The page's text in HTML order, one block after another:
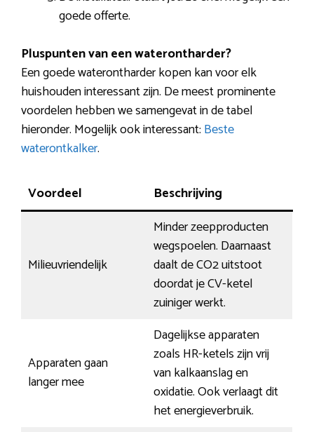
goede offerte.
Pluspunten van een waterontharder?
Een goede waterontharder kopen kan voor elk
huishouden interessant zijn. De meest prominente
voordelen hebben we samengevat in de tabel
hieronder. Mogelijk ook interessant: Beste
waterontkalker.
Voordeel Beschrijving
Milieuvriendelijk
Minder zeepproducten
wegspoelen. Daarnaast
daalt de CO2 uitstoot
doordat je CV-ketel
zuiniger werkt.
Apparaten gaan
langer mee
Dagelijkse apparaten
zoals HR-ketels zijn vrij
van kalkaanslag en
oxidatie. Ook verlaagt dit
het energieverbruik.